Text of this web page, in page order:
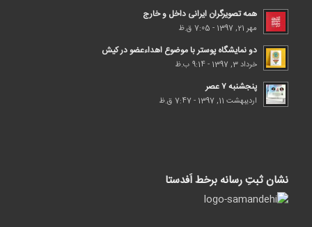
همه تصویرگران ایرانی داخل و خارج
مهر 21, 1397 - 7:05 ق.ظ
دو نمایشگاه پوستر با موضوع اهداء‌عضو در کیش
خرداد 3, 1397 - 9:14 ب.ظ
پنجشنبه ۷ عصر
اردیبهشت 11, 1397 - 7:47 ق.ظ
نشان ثبتِ رسانه برخط اَفدستا